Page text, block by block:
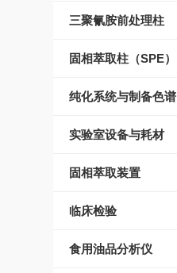
三聚氰胺前处理柱
固相萃取柱（SPE）
纯化系统与制备色谱
实验室设备与耗材
固相萃取装置
临床检验
食用油品分析仪